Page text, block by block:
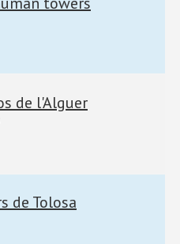
de l'Alguer
de Tolosa